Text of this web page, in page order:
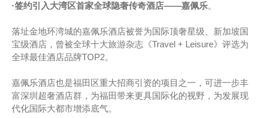
·签约引入大湾区首家全球隐奢传奇酒店——嘉佩乐。
落址金地环湾城的嘉佩乐酒店被誉为国际顶奢星级、新加坡国
宝级酒店，曾被全球十大旅游杂志《Travel + Leisure》评选为
全球最佳酒店品牌TOP2。
嘉佩乐酒店也是福田区重大招商引资的项目之一，可进一步丰
富深圳超奢酒店群，为福田带来更具国际化的视野，为发展现
代化国际大都市增添底气。